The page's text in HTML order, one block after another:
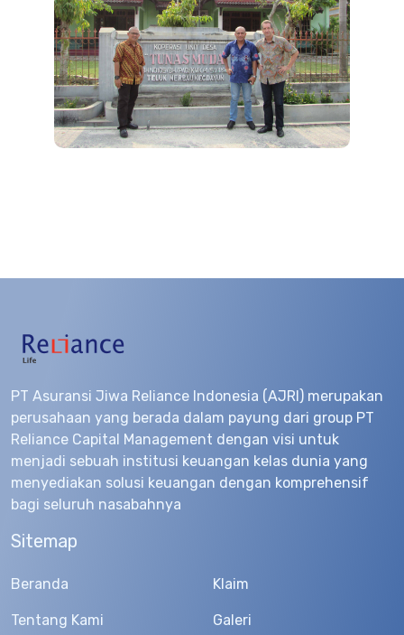
PT Asuransi Jiwa Reliance Indonesia (AJRI) merupakan
perusahaan yang berada dalam payung dari group PT
Reliance Capital Management dengan visi untuk
menjadi sebuah institusi keuangan kelas dunia yang
menyediakan solusi keuangan dengan komprehensif
bagi seluruh nasabahnya
Sitemap
Beranda Klaim
Tentang Kami Galeri